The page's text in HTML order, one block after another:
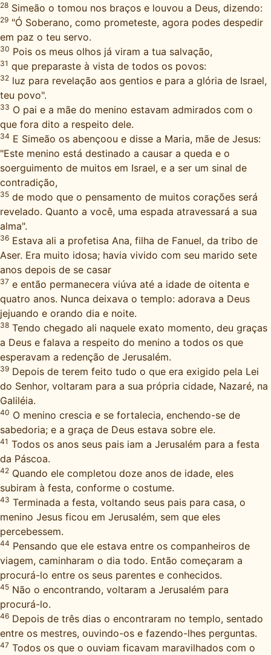
28 Simeão o tomou nos braços e louvou a Deus, dizendo:
29 "Ó Soberano, como prometeste, agora podes despedir
em paz o teu servo.
30 Pois os meus olhos já viram a tua salvação,
31 que preparaste à vista de todos os povos:
32 luz para revelação aos gentios e para a glória de Israel,
teu povo".
33 O pai e a mãe do menino estavam admirados com o
que fora dito a respeito dele.
34 E Simeão os abençoou e disse a Maria, mãe de Jesus:
"Este menino está destinado a causar a queda e o
soerguimento de muitos em Israel, e a ser um sinal de
contradição,
35 de modo que o pensamento de muitos corações será
revelado. Quanto a você, uma espada atravessará a sua
alma".
36 Estava ali a profetisa Ana, filha de Fanuel, da tribo de
Aser. Era muito idosa; havia vivido com seu marido sete
anos depois de se casar
37 e então permanecera viúva até a idade de oitenta e
quatro anos. Nunca deixava o templo: adorava a Deus
jejuando e orando dia e noite.
38 Tendo chegado ali naquele exato momento, deu graças
a Deus e falava a respeito do menino a todos os que
esperavam a redenção de Jerusalém.
39 Depois de terem feito tudo o que era exigido pela Lei
do Senhor, voltaram para a sua própria cidade, Nazaré, na
Galiléia.
40 O menino crescia e se fortalecia, enchendo-se de
sabedoria; e a graça de Deus estava sobre ele.
41 Todos os anos seus pais iam a Jerusalém para a festa
da Páscoa.
42 Quando ele completou doze anos de idade, eles
subiram à festa, conforme o costume.
43 Terminada a festa, voltando seus pais para casa, o
menino Jesus ficou em Jerusalém, sem que eles
percebessem.
44 Pensando que ele estava entre os companheiros de
viagem, caminharam o dia todo. Então começaram a
procurá-lo entre os seus parentes e conhecidos.
45 Não o encontrando, voltaram a Jerusalém para
procurá-lo.
46 Depois de três dias o encontraram no templo, sentado
entre os mestres, ouvindo-os e fazendo-lhes perguntas.
47 Todos os que o ouviam ficavam maravilhados com o